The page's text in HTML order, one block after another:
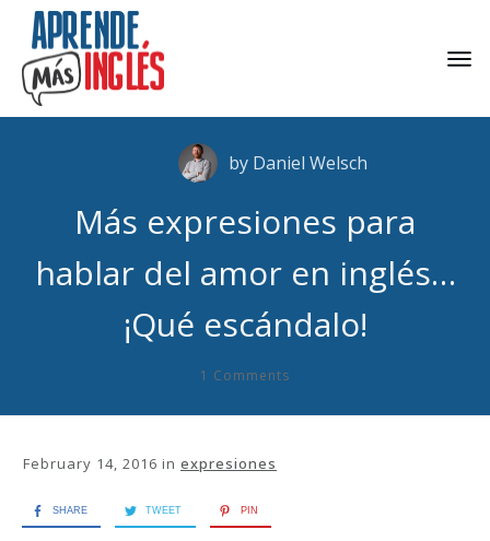
by Daniel Welsch
Más expresiones para
hablar del amor en inglés…
¡Qué escándalo!
1 Comments
February 14, 2016 in expresiones
SHARE TWEET PIN